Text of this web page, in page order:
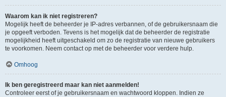
Waarom kan ik niet registreren?
Mogelijk heeft de beheerder je IP-adres verbannen, of de gebruikersnaam die
je opgeeft verboden. Tevens is het mogelijk dat de beheerder de registratie
mogelijkheid heeft uitgeschakeld om zo de registratie van nieuwe gebruikers
te voorkomen. Neem contact op met de beheerder voor verdere hulp.
Omhoog
Ik ben geregistreerd maar kan niet aanmelden!
Controleer eerst of je gebruikersnaam en wachtwoord kloppen. Indien ze